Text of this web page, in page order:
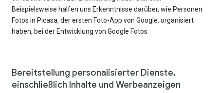
Beispielsweise halfen uns Erkenntnisse darüber, wie Personen
Fotos in Picasa, der ersten Foto-App von Google, organisiert
haben, bei der Entwicklung von Google Fotos.
Bereitstellung personalisierter Dienste,
einschließlich Inhalte und Werbeanzeigen